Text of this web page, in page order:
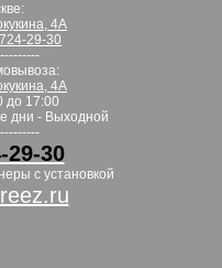
4А
29-30
4А
до 17:00
дни - Выходной
29-30
с установкой